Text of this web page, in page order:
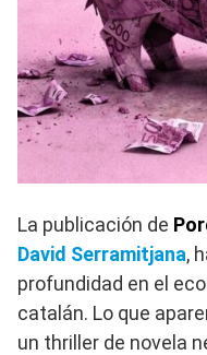
La publicación de
David Serramitjana,
profundidad en el
catalán. Lo que
un thriller de novela